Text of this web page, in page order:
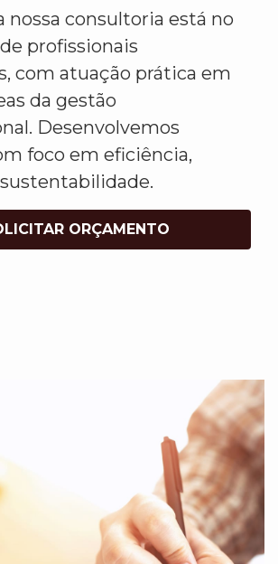
nossa consultoria está no
profissionais
com atuação prática em
da gestão
Desenvolvemos
foco em eficiência,
ORÇAMENTO